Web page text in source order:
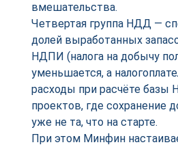
вмешательства.
Четвертая группа НДД —
долей выработанных
НДПИ (налога на добычу
уменьшается, а
расходы при расчёте базы
проектов, где сохранение
уже не та, что на старте.
При этом Минфин